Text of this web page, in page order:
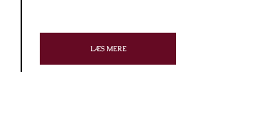
LÆS MERE